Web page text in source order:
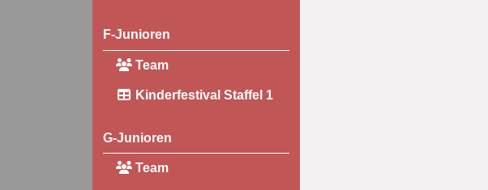
F-Junioren
Team
Kinderfestival Staffel 1
G-Junioren
Team